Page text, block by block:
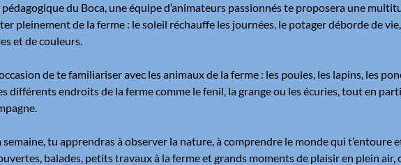
du Boca, une équipe d’animateurs passionnés te proposera une
pleinement de la ferme : le soleil réchauffe les journées, le potager déborde de
et de couleurs.
de te familiariser avec les animaux de la ferme : les poules, les lapins, les
différents endroits de la ferme comme le fenil, la grange ou les écuries, tout en
semaine, tu apprendras à observer la nature, à comprendre le monde qui t’entoure
balades, petits travaux à la ferme et grands moments de plaisir en plein